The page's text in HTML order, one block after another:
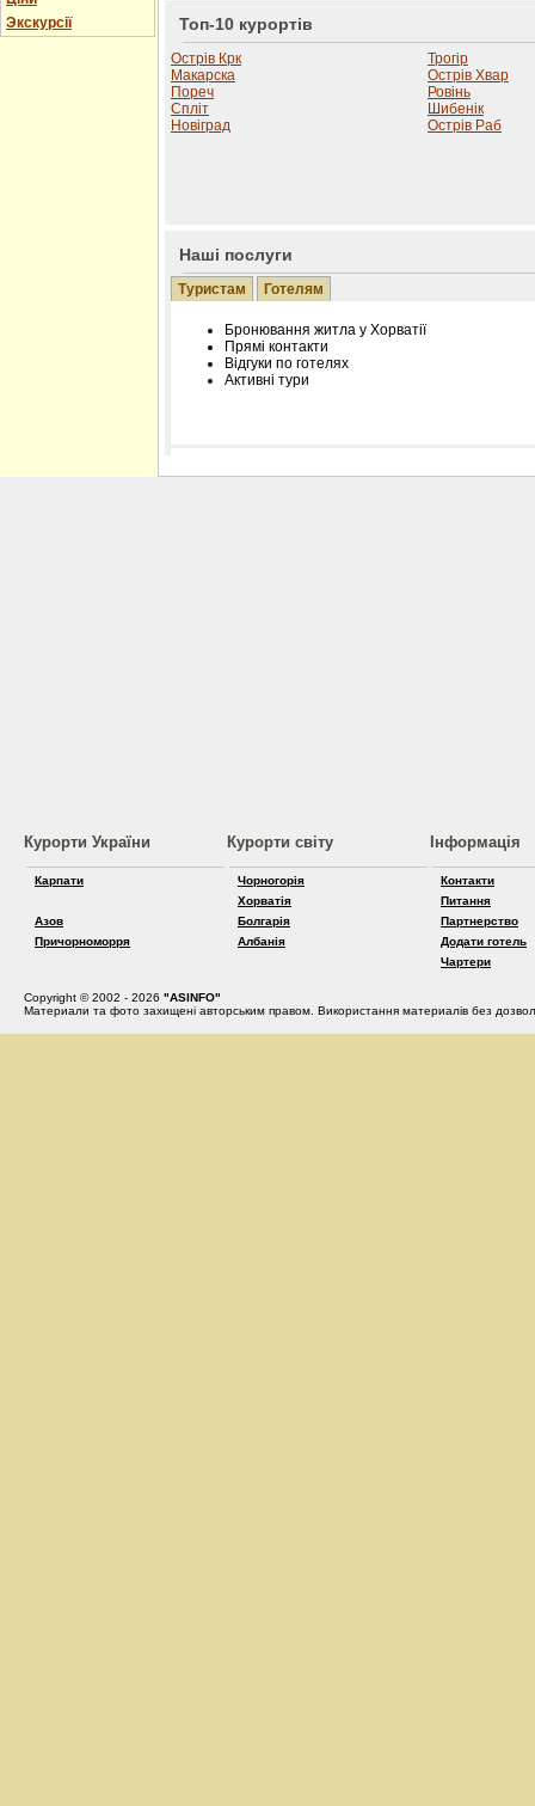
Экскурсії
Топ-10 курортів
Острів Крк
Макарска
Пореч
Спліт
Новіград
Трогір
Острів Хвар
Ровінь
Шибенік
Острів Раб
Наші послуги
Туристам Готелям
Бронювання житла у Хорватії
Прямі контакти
Відгуки по готелях
Активні тури
Розміщення інформації про готель на
Курорти України
Карпати
Азов
Причорноморря
Курорти світу
Чорногорія
Хорватія
Болгарія
Албанія
Інформація
Контакти
Питання
Партнерство
Додати готель
Чартери
Copyright © 2002 - 2026 "ASINFO"
Материали та фото захищені авторським правом. Використання материалів без